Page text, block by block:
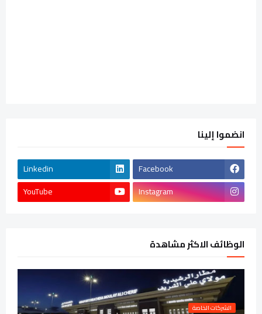
انضموا إلينا
Facebook
Linkedin
Instagram
YouTube
الوظائف الاكثر مشاهدة
الشركات الخاصة